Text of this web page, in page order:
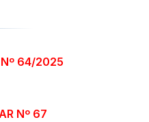
Nº 64/2025
Nº 67